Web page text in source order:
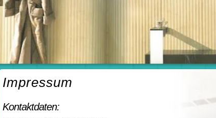
Impressum
Kontaktdaten: